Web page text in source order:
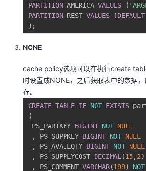
PARTITION AMERICA VALUES (
PARTITION REST VALUES (DEFAULT
) ;
NONE
cache policy选项可以在执⾏create
时设置成NONE，之后获取表中的数据
存。
CREATE TABLE IF NOT EXISTS
(
PS_PARTKEY BIGINT NOT NULL
,
PS_SUPPKEY BIGINT NOT NULL
,
PS_AVAILQTY BIGINT NOT NULL
,
PS_SUPPLYCOST DECIMAL (15,2)
,
PS_COMMENT VARCHAR(199) NOT